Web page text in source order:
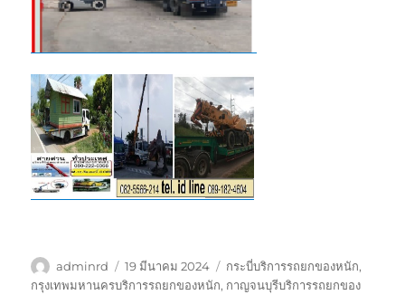
ผู้
เขียน
adminrd
เขียน
เมื่อ
19 มีนาคม 2024
ป้าย
กำกับ
กระบี่บริการรถยกของหนัก,
กรุงเทพมหานครบริการรถยกของหนัก, กาญจนบุรีบริการรถยกของ